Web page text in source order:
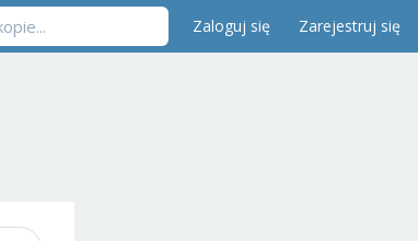
Zaloguj się Zarejestruj się